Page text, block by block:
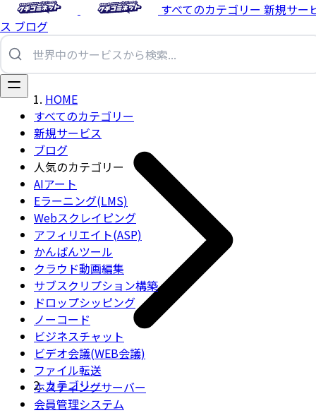
すべてのカテゴリー 新規サー
ス ブログ
すべてのカテゴリー
新規サービス
ブログ
人気のカテゴリー
AIアート
Eラーニング(LMS)
Webスクレイピング
アフィリエイト(ASP)
かんばんツール
クラウド動画編集
サブスクリプション構築
ドロップシッピング
ノーコード
ビジネスチャット
ビデオ会議(WEB会議)
ファイル転送
ホスティングサーバー
会員管理システム
HOME
カテゴリー